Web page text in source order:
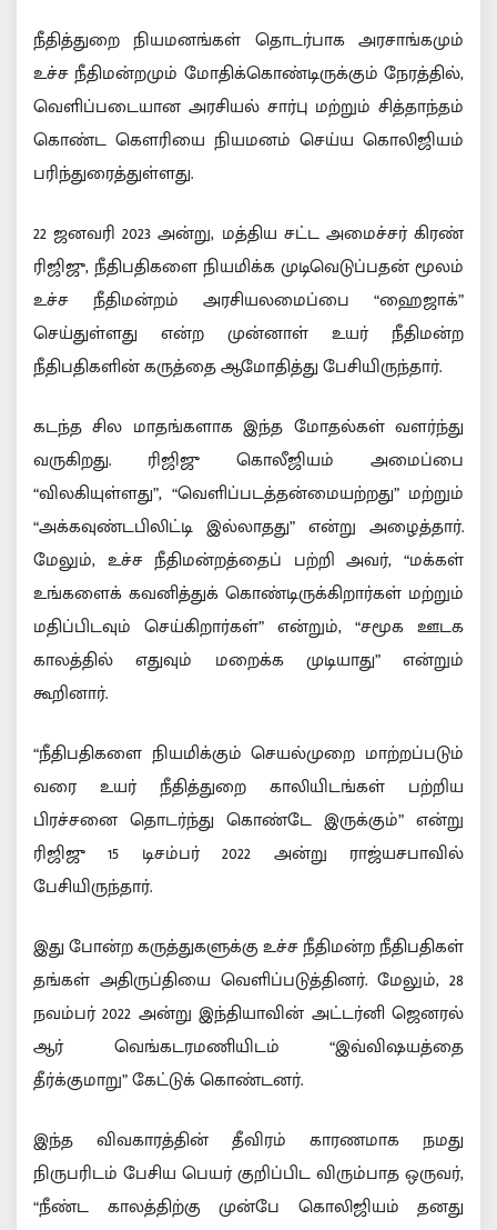
நீதித்துறை நியமனங்கள் தொடர்பாக அரசாங்கமும்
உச்ச நீதிமன்றமும் மோதிக்கொண்டிருக்கும் நேரத்தில்,
வெளிப்படையான அரசியல் சார்பு மற்றும் சித்தாந்தம்
கொண்ட கௌரியை நியமனம் செய்ய கொலிஜியம்
பரிந்துரைத்துள்ளது.
22 ஜனவரி 2023 அன்று, மத்திய சட்ட அமைச்சர் கிரண்
ரிஜிஜு, நீதிபதிகளை நியமிக்க முடிவெடுப்பதன் மூலம்
உச்ச நீதிமன்றம் அரசியலமைப்பை “ஹைஜாக்”
செய்துள்ளது என்ற முன்னாள் உயர் நீதிமன்ற
நீதிபதிகளின் கருத்தை ஆமோதித்து பேசியிருந்தார்.
கடந்த சில மாதங்களாக இந்த மோதல்கள் வளர்ந்து
வருகிறது. ரிஜிஜு கொலீஜியம் அமைப்பை
“விலகியுள்ளது”, “வெளிப்படத்தன்மையற்றது” மற்றும்
“அக்கவுண்டபிலிட்டி இல்லாதது” என்று அழைத்தார்.
மேலும், உச்ச நீதிமன்றத்தைப் பற்றி அவர், “மக்கள்
உங்களைக் கவனித்துக் கொண்டிருக்கிறார்கள் மற்றும்
மதிப்பிடவும் செய்கிறார்கள்” என்றும், “சமூக ஊடக
காலத்தில் எதுவும் மறைக்க முடியாது” என்றும்
கூறினார்.
“நீதிபதிகளை நியமிக்கும் செயல்முறை மாற்றப்படும்
வரை உயர் நீதித்துறை காலியிடங்கள் பற்றிய
பிரச்சனை தொடர்ந்து கொண்டே இருக்கும்” என்று
ரிஜிஜு 15 டிசம்பர் 2022 அன்று ராஜ்யசபாவில்
பேசியிருந்தார்.
இது போன்ற கருத்துகளுக்கு உச்ச நீதிமன்ற நீதிபதிகள்
தங்கள் அதிருப்தியை வெளிப்படுத்தினர். மேலும், 28
நவம்பர் 2022 அன்று இந்தியாவின் அட்டர்னி ஜெனரல்
ஆர் வெங்கடரமணியிடம் “இவ்விஷயத்தை
தீர்க்குமாறு” கேட்டுக் கொண்டனர்.
இந்த விவகாரத்தின் தீவிரம் காரணமாக நமது
நிருபரிடம் பேசிய பெயர் குறிப்பிட விரும்பாத ஒருவர்,
“நீண்ட காலத்திற்கு முன்பே கொலிஜியம் தனது